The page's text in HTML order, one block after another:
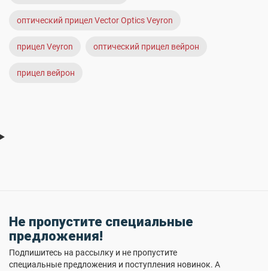
оптический прицел Vector Optics Veyron
прицел Veyron оптический прицел вейрон
прицел вейрон
Не пропустите специальные
предложения!
Подпишитесь на рассылку и не пропустите
специальные предложения и поступления новинок. А